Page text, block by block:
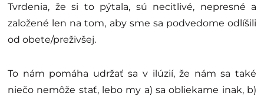
Tvrdenia, že si to pýtala, sú necitlivé, nepresné a
založené len na tom, aby sme sa podvedome odlíšili
od obete/preživšej.
To nám pomáha udržať sa v ilúzií, že nám sa také
niečo nemôže stať, lebo my a) sa obliekame inak, b)